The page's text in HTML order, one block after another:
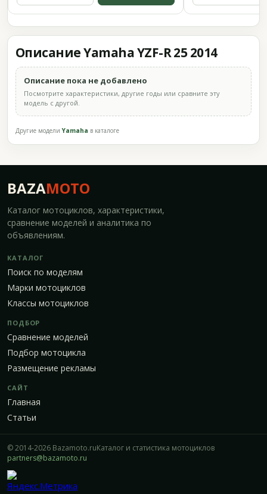
Описание Yamaha YZF-R 25 2014
Описание пока не добавлено
Посмотрите характеристики, другие годы или сравните эту
модель с другой.
Другие моделиYamaha в каталоге
BAZAMOTO
Каталог мотоциклов, характеристики,
сравнение моделей и аналитика по
объявлениям.
КАТАЛОГ
Поиск по моделям
Марки мотоциклов
Классы мотоциклов
ПОДБОР
Сравнение моделей
Подбор мотоцикла
Размещение рекламы
САЙТ
Главная
Статьи
© 2014-2026 Bazamoto.ruКаталог и статистика мотоциклов
partners@bazamoto.ru